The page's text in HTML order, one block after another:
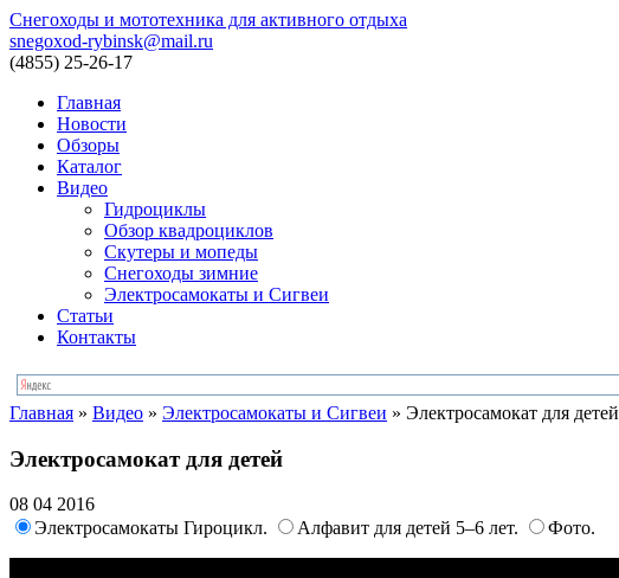
Снегоходы и мототехника для активного отдыха
snegoxod-rybinsk@mail.ru
(4855) 25-26-17
Главная
Новости
Обзоры
Каталог
Видео
Гидроциклы
Обзор квадроциклов
Скутеры и мопеды
Снегоходы зимние
Электросамокаты и Сигвеи
Статьи
Контакты
Главная » Видео » Электросамокаты и Сигвеи » Электросамокат для детей
Электросамокат для детей
08 04 2016
Электросамокаты Гироцикл.
Алфавит для детей 5–6 лет. Фото.